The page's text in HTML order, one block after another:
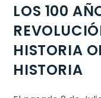
LOS 100
HISTORIA
HISTORIA